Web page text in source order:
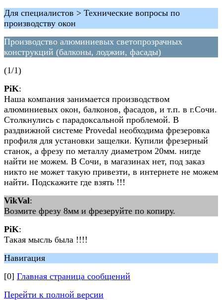
Для специалистов > Технические вопросы по
производству окон
Производство алюминиевых светопрозрачных
конструкций (балконы, лоджии, фасады)
(1/1)
PiK:
Наша компания занимается производством
алюминиевых окон, балконов, фасадов, и т.п. в г.Сочи.
Столкнулись с парадоксальной проблемой. В
раздвижной системе Provedal необходима фрезеровка
профиля для установки защелки. Купили фрезерный
станок, а фрезу по металлу диаметром 20мм. нигде
найти не можем. В Сочи, в магазинах нет, под заказ
никто не может такую привезти, в интернете не можем
найти. Подскажите где взять !!!
VikVal:
Возмите фрезу 8мм и фрезеруйте по копиру.
PiK:
Такая мысль была !!!!
Навигация
[0] Главная страница сообщений
Перейти к полной версии